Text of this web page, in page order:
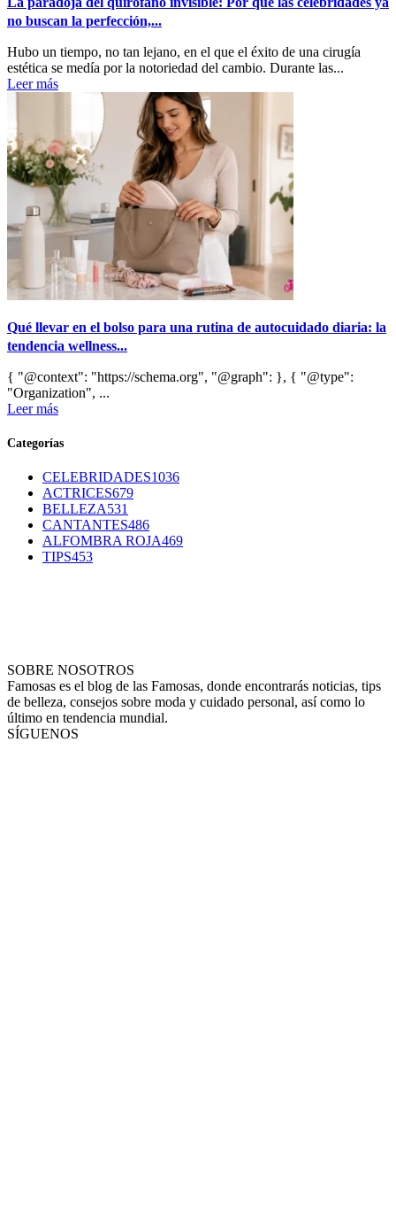
no buscan la perfección,...
Hubo un tiempo, no tan lejano, en el que el éxito de una cirugía
estética se medía por la notoriedad del cambio. Durante las...
Leer más
Qué llevar en el bolso para una rutina de autocuidado diaria: la
tendencia wellness...
{ "@context": "https://schema.org", "@graph": }, { "@type":
"Organization", ...
Leer más
Categorías
CELEBRIDADES1036
ACTRICES679
BELLEZA531
CANTANTES486
ALFOMBRA ROJA469
TIPS453
SOBRE NOSOTROS
Famosas es el blog de las Famosas, donde encontrarás noticias, tips
de belleza, consejos sobre moda y cuidado personal, así como lo
último en tendencia mundial.
SÍGUENOS